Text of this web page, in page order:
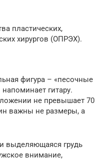
пластических,
хирургов (ОПРЭХ).
фигура – «песочные
гитару.
не превышает 70
важны не размеры, а
выделяющаяся грудь
внимание,